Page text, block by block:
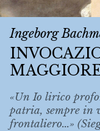
Ingeborg
«Un Io lirico
patria, sempre in
frontaliero...»